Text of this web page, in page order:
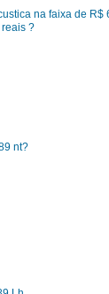
na faixa de R$
?
nt?